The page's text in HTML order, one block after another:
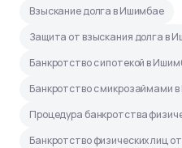
Взыскание долга в Ишимбае
Защита от взыскания долга в
Банкротство с ипотекой в
Банкротство с микрозаймами
Процедура банкротства
Банкротство физических лиц